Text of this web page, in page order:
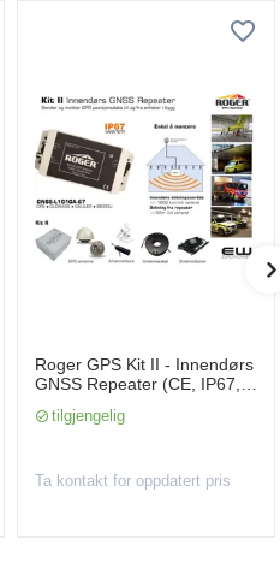
Roger GPS Kit II - Innendørs
GNSS Repeater (CE, IP67,
tilgjengelig
Ta kontakt for oppdatert pris